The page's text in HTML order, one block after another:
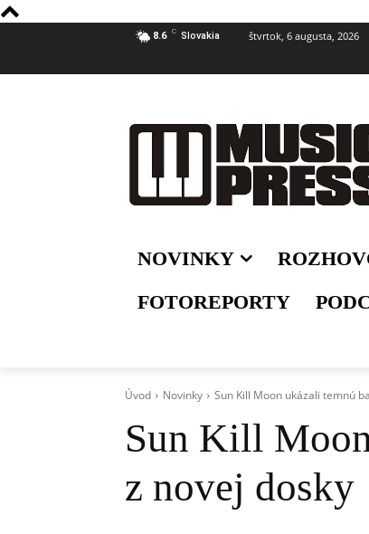
8.6 C Slovakia štvrtok, 6 augusta, 2026
NOVINKY
FOTOREPORTY
Úvod Novinky Sun Kill Moon ukázali temnú
Sun Kill
z novej dosky